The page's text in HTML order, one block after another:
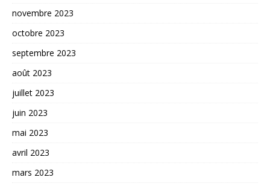
novembre 2023
octobre 2023
septembre 2023
août 2023
juillet 2023
juin 2023
mai 2023
avril 2023
mars 2023